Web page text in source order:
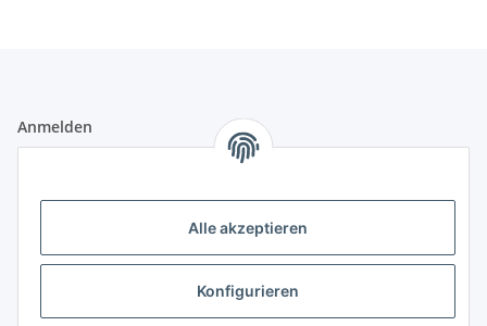
Alle akzeptieren
Konfigurieren
Anmelden
markierten Felder sind Pflichtfelder.
Passwort